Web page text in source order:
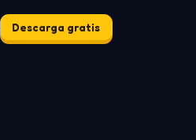
Descarga gratis